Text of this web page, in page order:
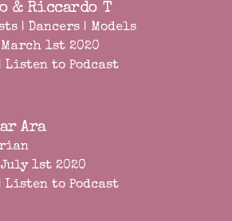
& Riccardo T
| Dancers | Models
1st 2020
| Listen to Podcast
Ara
1st 2020
| Listen to Podcast